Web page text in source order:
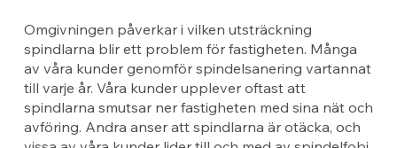
Omgivningen påverkar i vilken utsträckning
spindlarna blir ett problem för fastigheten. Många
av våra kunder genomför spindelsanering vartannat
till varje år. Våra kunder upplever oftast att
spindlarna smutsar ner fastigheten med sina nät och
avföring. Andra anser att spindlarna är otäcka, och